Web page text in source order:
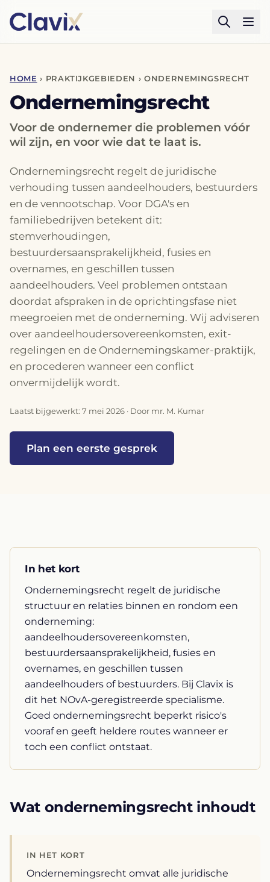
HOME › PRAKTIJKGEBIEDEN › ONDERNEMINGSRECHT
Ondernemingsrecht
Voor de ondernemer die problemen vóór
wil zijn, en voor wie dat te laat is.
Ondernemingsrecht regelt de juridische
verhouding tussen aandeelhouders, bestuurders
en de vennootschap. Voor DGA's en
familiebedrijven betekent dit:
stemverhoudingen,
bestuurdersaansprakelijkheid, fusies en
overnames, en geschillen tussen
aandeelhouders. Veel problemen ontstaan
doordat afspraken in de oprichtingsfase niet
meegroeien met de onderneming. Wij adviseren
over aandeelhoudersovereenkomsten, exit-
regelingen en de Ondernemingskamer-praktijk,
en procederen wanneer een conflict
onvermijdelijk wordt.
Laatst bijgewerkt: 7 mei 2026 · Door mr. M. Kumar
Plan een eerste gesprek
In het kort
Ondernemingsrecht regelt de juridische
structuur en relaties binnen en rondom een
onderneming:
aandeelhoudersovereenkomsten,
bestuurdersaansprakelijkheid, fusies en
overnames, en geschillen tussen
aandeelhouders of bestuurders. Bij Clavix is
dit het NOvA-geregistreerde specialisme.
Goed ondernemingsrecht beperkt risico's
vooraf en geeft heldere routes wanneer er
toch een conflict ontstaat.
Wat ondernemingsrecht inhoudt
IN HET KORT
Ondernemingsrecht omvat alle juridische